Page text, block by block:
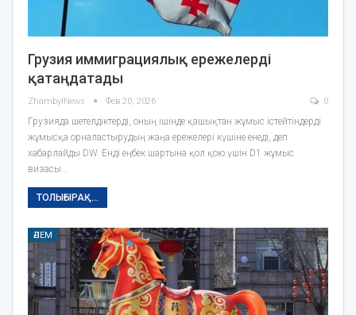
Грузия иммиграциялық ережелерді
қатаңдатады
ZhambylNews Фев 20, 2026 0
Грузияда шетелдіктерді, оның ішінде қашықтан жұмыс істейтіндерді
жұмысқа орналастырудың жаңа ережелері күшіне енеді, деп
хабарлайды DW. Енді еңбек шартына қол қою үшін D1 жұмыс
визасы…
ТОЛЫҒЫРАҚ...
ӘЛЕМ